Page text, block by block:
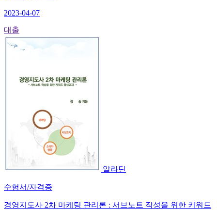
2023-04-07
대출
알라딘
수험서/자격증
경영지도사 2차 마케팅 관리론 : 서브노트 작성을 위한 키워드